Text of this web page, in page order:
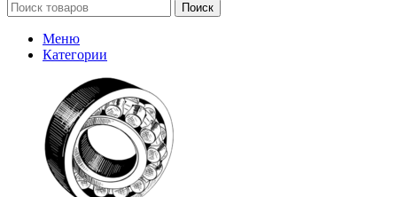
Поиск
Меню
Категории